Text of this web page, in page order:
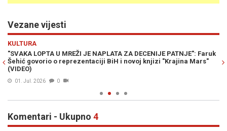
Vezane vijesti
KULTURA
"SVAKA LOPTA U MREŽI JE NAPLATA ZA DECENIJE PATNJE": Faruk
Šehić govorio o reprezentaciji BiH i novoj knjizi "Krajina Mars"
(VIDEO)
01. Jul. 2026 0
Komentari - Ukupno 4